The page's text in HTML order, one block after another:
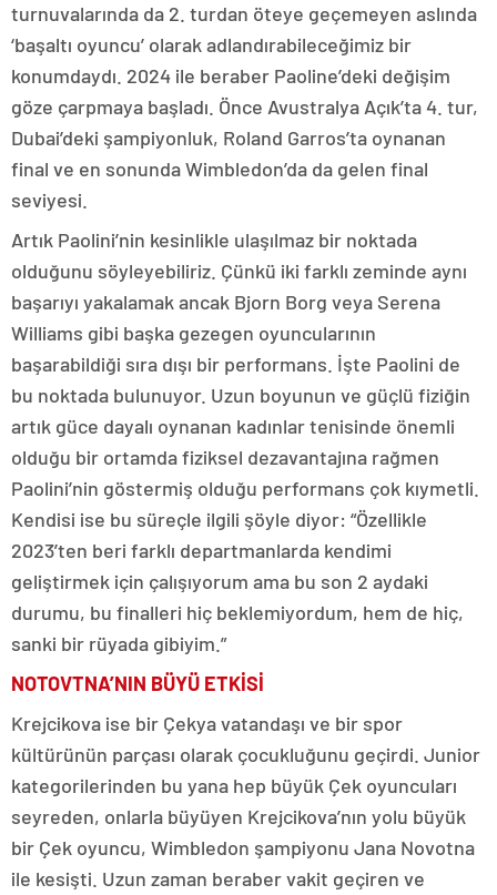
turnuvalarında da 2. turdan öteye geçemeyen aslında
‘başaltı oyuncu’ olarak adlandırabileceğimiz bir
konumdaydı. 2024 ile beraber Paoline’deki değişim
göze çarpmaya başladı. Önce Avustralya Açık’ta 4. tur,
Dubai’deki şampiyonluk, Roland Garros’ta oynanan
final ve en sonunda Wimbledon’da da gelen final
seviyesi.
Artık Paolini’nin kesinlikle ulaşılmaz bir noktada
olduğunu söyleyebiliriz. Çünkü iki farklı zeminde aynı
başarıyı yakalamak ancak Bjorn Borg veya Serena
Williams gibi başka gezegen oyuncularının
başarabildiği sıra dışı bir performans. İşte Paolini de
bu noktada bulunuyor. Uzun boyunun ve güçlü fiziğin
artık güce dayalı oynanan kadınlar tenisinde önemli
olduğu bir ortamda fiziksel dezavantajına rağmen
Paolini’nin göstermiş olduğu performans çok kıymetli.
Kendisi ise bu süreçle ilgili şöyle diyor: “Özellikle
2023’ten beri farklı departmanlarda kendimi
geliştirmek için çalışıyorum ama bu son 2 aydaki
durumu, bu finalleri hiç beklemiyordum, hem de hiç,
sanki bir rüyada gibiyim.”
NOTOVTNA’NIN BÜYÜ ETKİSİ
Krejcikova ise bir Çekya vatandaşı ve bir spor
kültürünün parçası olarak çocukluğunu geçirdi. Junior
kategorilerinden bu yana hep büyük Çek oyuncuları
seyreden, onlarla büyüyen Krejcikova’nın yolu büyük
bir Çek oyuncu, Wimbledon şampiyonu Jana Novotna
ile kesişti. Uzun zaman beraber vakit geçiren ve